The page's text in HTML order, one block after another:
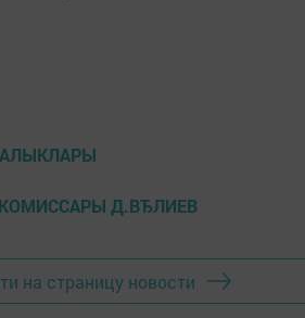
Д.ВЂЛИЕВ
на страницу новости